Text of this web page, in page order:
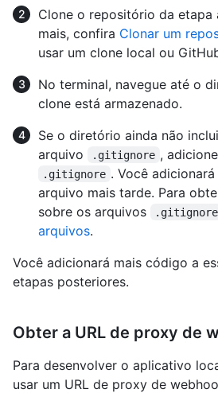
Clone o repositório da etapa
mais, confira Clonar um
usar um clone local ou
No terminal, navegue até o
clone está armazenado.
Se o diretório ainda não
arquivo
.gitignore ,
.gitignore . Você
arquivo mais tarde. Para
sobre os arquivos
.gitignore
arquivos.
Você adicionará mais código a
etapas posteriores.
Obter a URL de proxy de
Para desenvolver o aplicativo
usar um URL de proxy de